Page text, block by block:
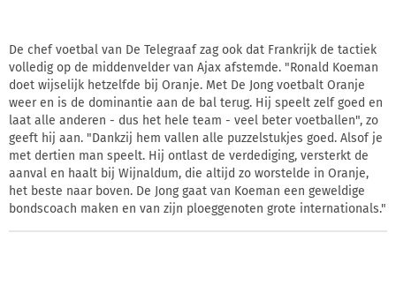
De chef voetbal van De Telegraaf zag ook dat Frankrijk de tactiek
volledig op de middenvelder van Ajax afstemde. "Ronald Koeman
doet wijselijk hetzelfde bij Oranje. Met De Jong voetbalt Oranje
weer en is de dominantie aan de bal terug. Hij speelt zelf goed en
laat alle anderen - dus het hele team - veel beter voetballen", zo
geeft hij aan. "Dankzij hem vallen alle puzzelstukjes goed. Alsof je
met dertien man speelt. Hij ontlast de verdediging, versterkt de
aanval en haalt bij Wijnaldum, die altijd zo worstelde in Oranje,
het beste naar boven. De Jong gaat van Koeman een geweldige
bondscoach maken en van zijn ploeggenoten grote internationals."